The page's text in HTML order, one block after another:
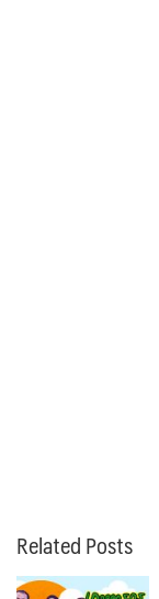
Related Posts